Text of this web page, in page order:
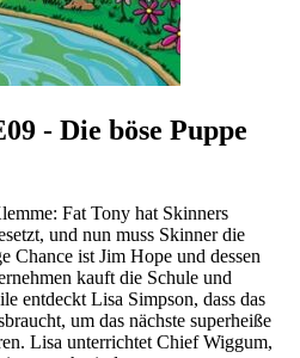
- Die böse Puppe
Fat Tony hat Skinners
und nun muss Skinner die
Chance ist Jim Hope und dessen
kauft die Schule und
entdeckt Lisa Simpson, dass das
um das nächste superheiße
Lisa unterrichtet Chief Wiggum,